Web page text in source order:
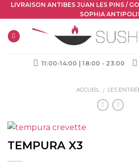
Skip
to
content
LIVRAISON ANTIBES JUAN LES PINS /
SOPHIA
11:00-14:00 | 18:00 - 23:00
ACCUEIL / LES
TEMPURA X3